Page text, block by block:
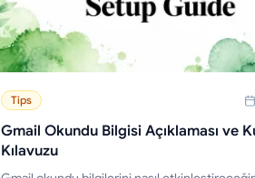
Tips
Gmail Okundu Bilgisi Açıklaması ve
Kılavuzu